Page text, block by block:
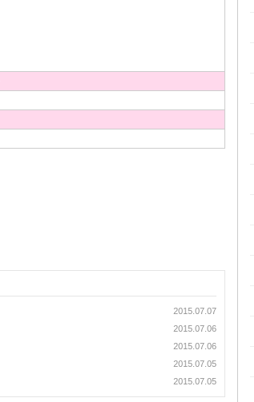
2015.07.07
2015.07.06
2015.07.06
2015.07.05
2015.07.05